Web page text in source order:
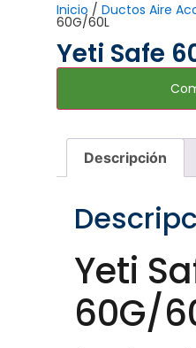
Inicio / Ductos Aire
60G/60L
Yeti Safe
Descripción
Yeti
60G/